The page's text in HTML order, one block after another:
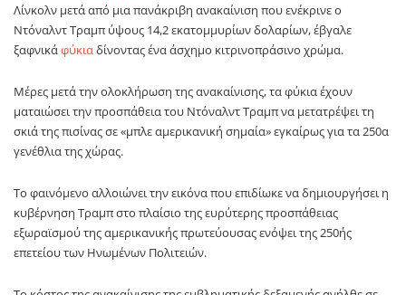
Λίνκολν μετά από μια πανάκριβη ανακαίνιση που ενέκρινε ο
Ντόναλντ Τραμπ ύψους 14,2 εκατομμυρίων δολαρίων, έβγαλε
ξαφνικάφύκιαδίνοντας ένα άσχημο κιτρινοπράσινο χρώμα.
Μέρες μετά την ολοκλήρωση της ανακαίνισης, τα φύκια έχουν
ματαιώσει την προσπάθεια του Ντόναλντ Τραμπ να μετατρέψει τη
σκιά της πισίνας σε «μπλε αμερικανική σημαία» εγκαίρως για τα 250α
γενέθλια της χώρας.
Το φαινόμενο αλλοιώνει την εικόνα που επιδίωκε να δημιουργήσει η
κυβέρνηση Τραμπ στο πλαίσιο της ευρύτερης προσπάθειας
εξωραϊσμού της αμερικανικής πρωτεύουσας ενόψει της 250ής
επετείου των Ηνωμένων Πολιτειών.